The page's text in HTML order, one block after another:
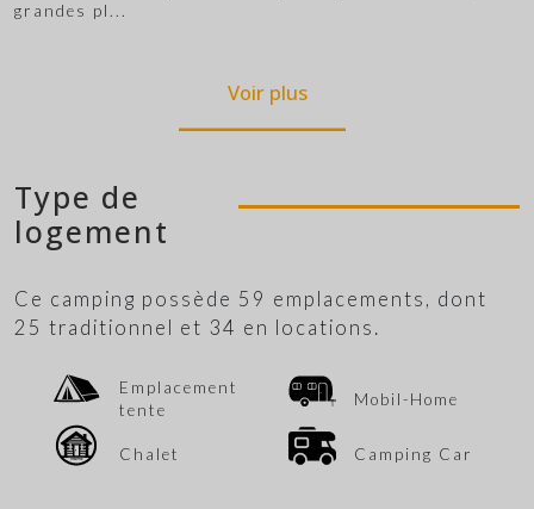
grandes pl...
Voir plus
Type de
logement
Ce camping possède 59 emplacements, dont
25 traditionnel et 34 en locations.
Emplacement
tente
Mobil-Home
Chalet Camping Car